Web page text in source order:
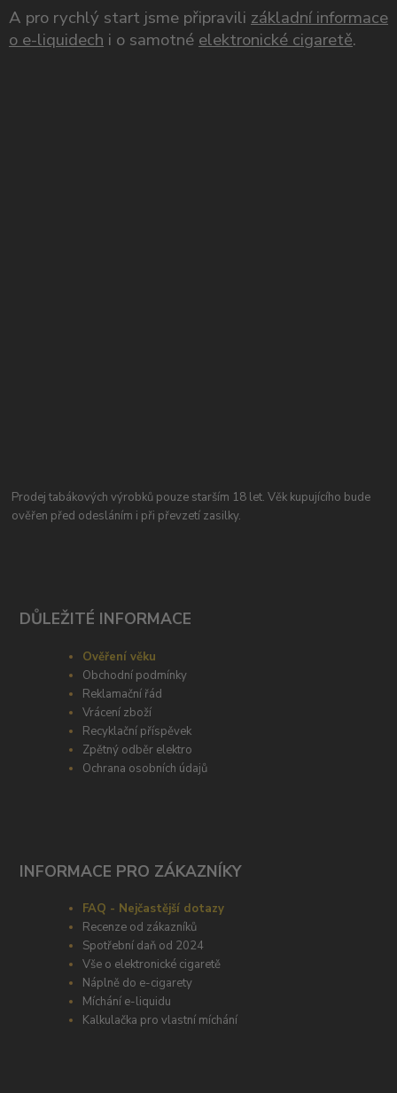
A pro rychlý start jsme připravili základní informace
o e-liquidech i o samotné elektronické cigaretě.
Prodej tabákových výrobků pouze starším 18 let. Věk kupujícího bude
ověřen před odesláním i při převzetí zasilky.
DŮLEŽITÉ INFORMACE
Ověření věku
Obchodní podmínky
Reklamační řád
Vrácení zboží
Recyklační příspěvek
Zpětný odběr elektro
Ochrana osobních údajů
INFORMACE PRO ZÁKAZNÍKY
FAQ - Nejčastější dotazy
Recenze od zákazníků
Spotřební daň od 2024
Vše o elektronické cigaretě
Náplně do e-cigarety
Míchání e-liquidu
Kalkulačka pro vlastní míchání